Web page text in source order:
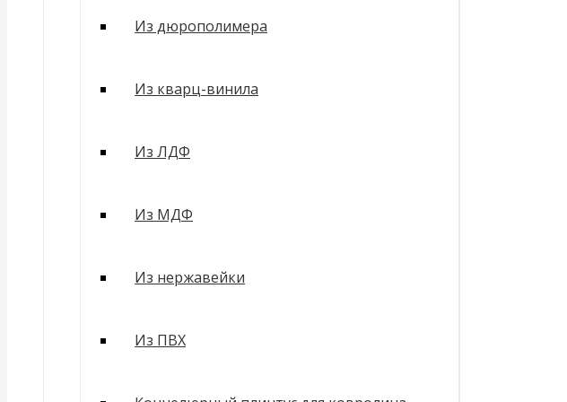
Из дюрополимера
Из кварц-винила
Из ЛДФ
Из МДФ
Из нержавейки
Из ПВХ